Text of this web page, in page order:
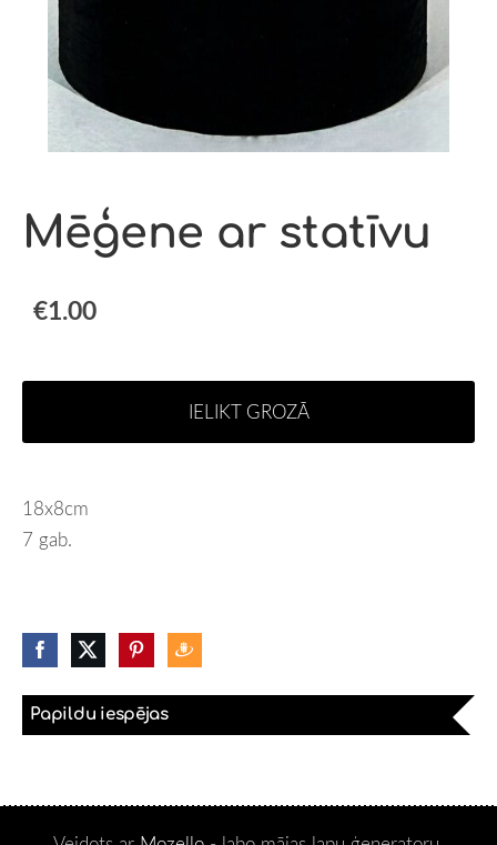
Papildu iespējas
Mēģene ar statīvu
€1.00
IELIKT GROZĀ
18x8cm
7 gab.